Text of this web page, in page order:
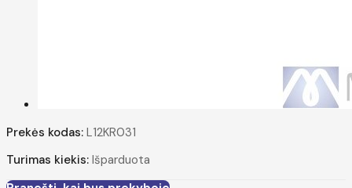
Prekės kodas: L12KR031
Turimas kiekis: Išparduota